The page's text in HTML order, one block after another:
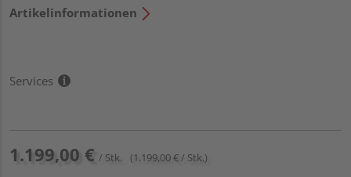
Artikelinformationen
Services
1.199,00 € / Stk. (1.199,00 € / Stk.)